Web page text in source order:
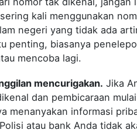
kali menggunakan
negeri yang tidak ada
penting, biasanya
mencoba lagi.
mencurigakan. Jika
dan pembicaraan mulai
menanyakan informasi
atau bank Anda tidak